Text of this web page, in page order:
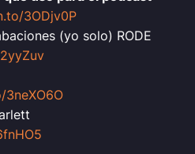
3ODjv0P
(yo solo) RODE